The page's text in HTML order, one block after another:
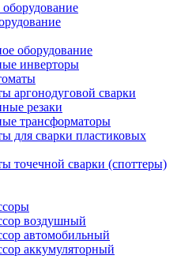
оборудование
инверторы
аргонодуговой сварки
резаки
трансформаторы
для сварки пластиковых
точечной сварки (споттеры)
воздушный
автомобильный
аккумуляторный